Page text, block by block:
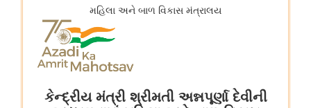
सोवा-रिग्पा को वैश्विक स्तर पर मान्यता प्राप्त साक्ष्य-आधारित स्वास्थ्य सेवा
प्रणाली के रूप में उभरना चाहिए: केंद्रीय मंत्री श्री प्रतापराव जाधव
कृषि एवं किसान कल्‍याण मंत्रालय
विषय: मानव-जनित भूमि क्षरण के कारण कृषि उपज में हानि
विषय- एग्रीस्टैक और डिजिटल कृषि मिशन का कार्यान्वयन